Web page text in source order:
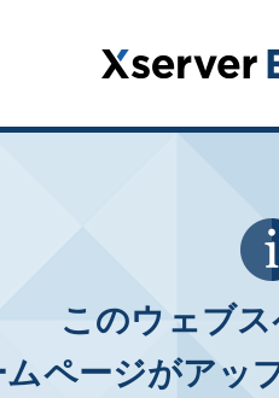
このウェブス
ページがアッ